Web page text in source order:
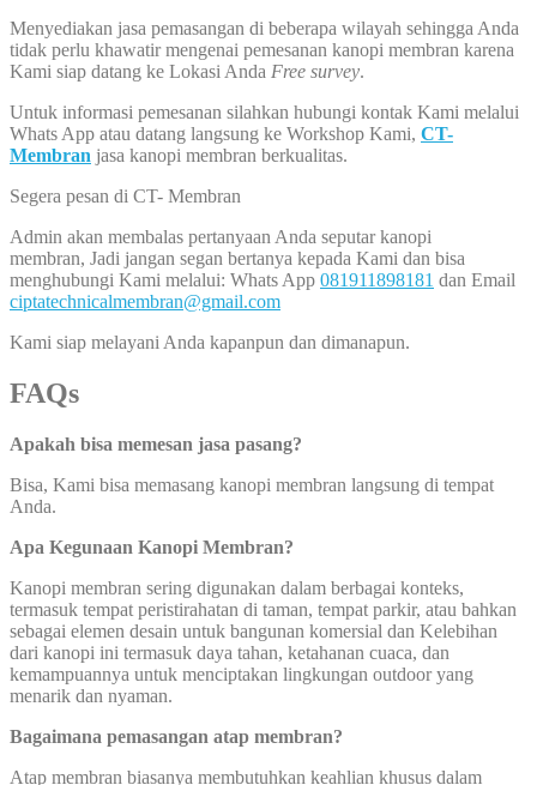
Menyediakan jasa pemasangan di beberapa wilayah sehingga Anda
tidak perlu khawatir mengenai pemesanan kanopi membran karena
Kami siap datang ke Lokasi Anda Free survey.
Untuk informasi pemesanan silahkan hubungi kontak Kami melalui
Whats App atau datang langsung ke Workshop Kami, CT-
Membran jasa kanopi membran berkualitas.
Segera pesan di CT- Membran
Admin akan membalas pertanyaan Anda seputar kanopi
membran, Jadi jangan segan bertanya kepada Kami dan bisa
menghubungi Kami melalui: Whats App 081911898181 dan Email
ciptatechnicalmembran@gmail.com
Kami siap melayani Anda kapanpun dan dimanapun.
FAQs
Apakah bisa memesan jasa pasang?
Bisa, Kami bisa memasang kanopi membran langsung di tempat
Anda.
Apa Kegunaan Kanopi Membran?
Kanopi membran sering digunakan dalam berbagai konteks,
termasuk tempat peristirahatan di taman, tempat parkir, atau bahkan
sebagai elemen desain untuk bangunan komersial dan Kelebihan
dari kanopi ini termasuk daya tahan, ketahanan cuaca, dan
kemampuannya untuk menciptakan lingkungan outdoor yang
menarik dan nyaman.
Bagaimana pemasangan atap membran?
Atap membran biasanya membutuhkan keahlian khusus dalam